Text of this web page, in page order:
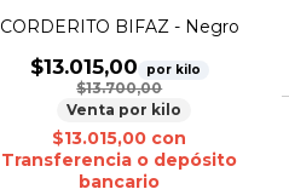
CORDERITO BIFAZ - Negro
$13.015,00 por kilo
$13.700,00
Venta por kilo
$13.015,00 con
Transferencia o depósito
bancario